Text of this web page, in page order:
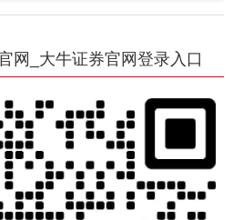
网_大牛证券官网登录入口